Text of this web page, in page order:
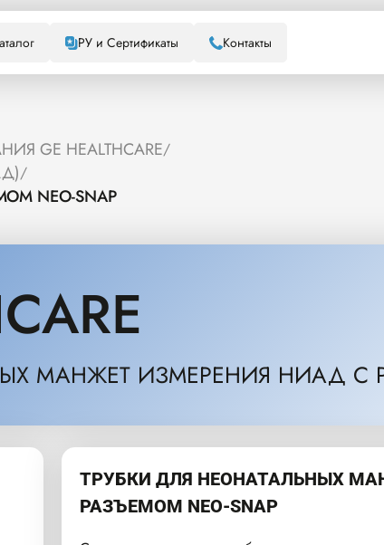
РУ и Сертификаты Контакты
GE HEALTHCARE/
/
NEO-SNAP
МАНЖЕТ ИЗМЕРЕНИЯ НИАД С
ТРУБКИ ДЛЯ НЕОНАТАЛЬНЫХ
РАЗЪЕМОМ NEO-SNAP